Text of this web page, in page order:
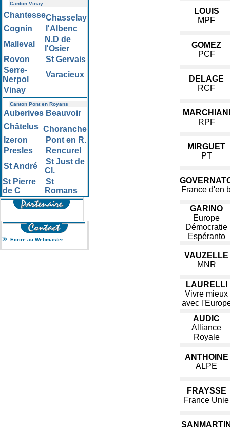
Canton Vinay
ChantesseChasselay
Cognin
l'Albenc
Malleval
N.D de
l'Osier
Rovon
St Gervais
Serre-
Nerpol
Varacieux
Vinay
Canton Pont en Royans
Auberives Beauvoir
Châtelus Choranche
Izeron
Pont en R.
Presles
Rencurel
St André
St Just de
Cl.
St Pierre
de C
St
Romans
Ecrire au Webmaster
LOUIS
MPF
GOMEZ
PCF
DELAGE
RCF
MARCHIANI
RPF
MIRGUET
PT
France d'en
GARINO
Europe
Démocratie
Espéranto
VAUZELLE
MNR
LAURELLI
Vivre mieux
avec
AUDIC
Alliance
Royale
ANTHOINE
ALPE
FRAYSSE
France Unie